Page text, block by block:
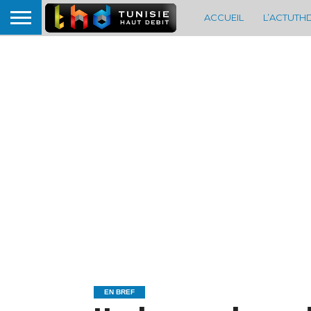
ACCUEIL
EN BREF